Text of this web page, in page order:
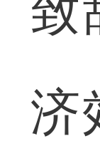
致
济